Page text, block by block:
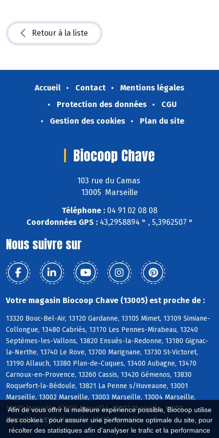
Afin de vous offrir la meilleure expérience possible, Biocoop utilise
des cookies : pour assurer une performance optimale du site, pour
récolter des statistiques afin d'analyser le trafic et la performance
Retour à la liste
Accueil Contact
Mentions légales
Protection des données
CGU
Gestion des cookies
Plan du site
Biocoop Chave
103 rue du Camas
13005 Marseille
Téléphone : 04 91 02 08 08
Coordonnées GPS :43,2958894 ° , 5,3962507 °
Nous suivre sur
Votre magasin Biocoop Chave (13005) est proche de :
13320 Bouc-Bel-Air, 13120 Gardanne, 13105 Mimet, 13109 Simiane-
Collongue, 13480 Cabriès, 13170 Les Pennes-Mirabeau, 13240
Septèmes-les-Vallons, 13820 Ensuès-la-Redonne, 13180 Gignac-
la-Nerthe, 13740 Le Rove, 13700 Marignane, 13730 St-Victoret,
13190 Allauch, 13380 Plan-de-Cuques, 13400 Aubagne, 13470
Carnoux-en-Provence, 13260 Cassis, 13420 Gémenos, 13830
Roquefort-la-Bédoule, 13821 La Penne s/Huveaune, 13001
Marseille, 13002 Marseille, 13003 Marseille, 13004 Marseille,
13005 Marseille, 13006 Marseille, 13007 Marseille, 13008
Marseille, 13009 Marseille, 13010 Marseille